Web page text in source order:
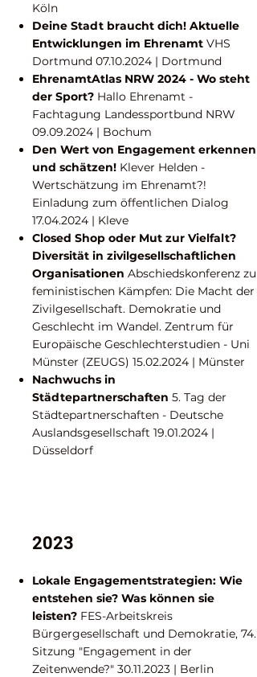
Köln
Deine Stadt braucht dich! Aktuelle
Entwicklungen im Ehrenamt VHS
Dortmund 07.10.2024 | Dortmund
EhrenamtAtlas NRW 2024 - Wo steht
der Sport? Hallo Ehrenamt -
Fachtagung Landessportbund NRW
09.09.2024 | Bochum
Den Wert von Engagement erkennen
und schätzen! Klever Helden -
Wertschätzung im Ehrenamt?!
Einladung zum öffentlichen Dialog
17.04.2024 | Kleve
Closed Shop oder Mut zur Vielfalt?
Diversität in zivilgesellschaftlichen
Organisationen Abschiedskonferenz zu
feministischen Kämpfen: Die Macht der
Zivilgesellschaft. Demokratie und
Geschlecht im Wandel. Zentrum für
Europäische Geschlechterstudien - Uni
Münster (ZEUGS) 15.02.2024 | Münster
Nachwuchs in
Städtepartnerschaften 5. Tag der
Städtepartnerschaften - Deutsche
Auslandsgesellschaft 19.01.2024 |
Düsseldorf
2023
​Lokale Engagementstrategien: Wie
entstehen sie? Was können sie
leisten? FES-Arbeitskreis
Bürgergesellschaft und Demokratie, 74.
Sitzung "Engagement in der
Zeitenwende?" 30.11.2023 | Berlin